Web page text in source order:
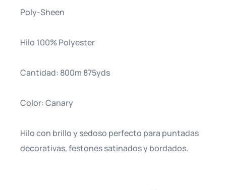
Poly-Sheen
Hilo 100% Polyester
Cantidad: 800m 875yds
Color: Canary
Hilo con brillo y sedoso perfecto para puntadas
decorativas, festones satinados y bordados.